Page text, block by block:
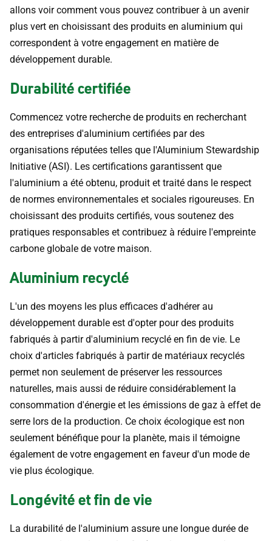
allons voir comment vous pouvez contribuer à un avenir
plus vert en choisissant des produits en aluminium qui
correspondent à votre engagement en matière de
développement durable.
Durabilité certifiée
Commencez votre recherche de produits en recherchant
des entreprises d'aluminium certifiées par des
organisations réputées telles que l'Aluminium Stewardship
Initiative (ASI). Les certifications garantissent que
l'aluminium a été obtenu, produit et traité dans le respect
de normes environnementales et sociales rigoureuses. En
choisissant des produits certifiés, vous soutenez des
pratiques responsables et contribuez à réduire l'empreinte
carbone globale de votre maison.
Aluminium recyclé
L'un des moyens les plus efficaces d'adhérer au
développement durable est d'opter pour des produits
fabriqués à partir d'aluminium recyclé en fin de vie. Le
choix d'articles fabriqués à partir de matériaux recyclés
permet non seulement de préserver les ressources
naturelles, mais aussi de réduire considérablement la
consommation d'énergie et les émissions de gaz à effet de
serre lors de la production. Ce choix écologique est non
seulement bénéfique pour la planète, mais il témoigne
également de votre engagement en faveur d'un mode de
vie plus écologique.
Longévité et fin de vie
La durabilité de l'aluminium assure une longue durée de